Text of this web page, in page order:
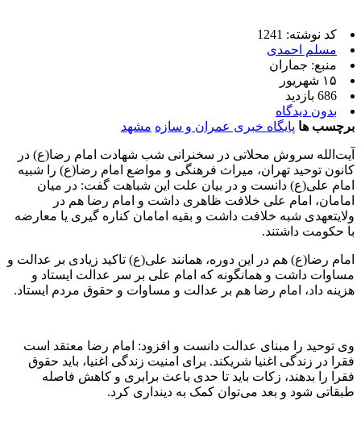
کد نوشته: 1241
مسلم احمدی
منبع: جماران
۱۵ شهریور
686 بازدید
بدون دیدگاه
برچسب ها پایگاه خبری عمران و سازه مشهد
آیت‌الله سروش محلاتی در سخنرانی شب شهادت امام رضا(ع) در
کانون توحید تهران، میراث فرهنگی و مواضع امام رضا(ع) را شبیه
امام علی(ع) دانست و در بیان علت این شباهت گفت: در میان
امامان، امام علی خلافت ظاهری داشت و امام رضا هم در
ولایتعهدی شبه خلافت داشت و بقیه امامان کناره گیری یا معارضه
با حکومت داشتند.
امام رضا(ع) هم در این دوره، همانند علی(ع) تاکید زیادی بر عدالت و
مساوات داشت و همانگونه که امام علی بر سر عدالت ایستاد و
هزینه داد، امام رضا هم بر عدالت و مساوات و حقوق مردم ایستاد.
وی توحید را مبنای عدالت دانست و افزود: امام رضا معتقد است
فقرا در زندگی اغنیا شریکند. برای امنیت زندگی اغنیا، باید حقوق
فقرا را بدهند، زکات باید تا حدی باعث برابری و کاهش فاصله
طبقاتی شود و بعد می‌توان کمک به دینداری کرد.